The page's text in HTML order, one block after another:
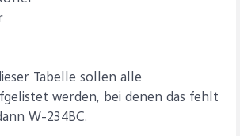
Tabelle sollen alle
werden, bei denen das fehlt
W-234BC.